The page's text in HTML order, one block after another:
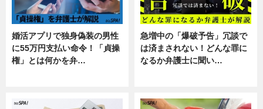
婚活アプリで独身偽装の男性
に55万円支払い命令！「貞操
権」とは何かを弁…
急増中の「爆破予告」冗談で
は済まされない！どんな罪に
なるか弁護士に聞い…